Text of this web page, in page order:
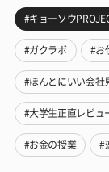
#キョーソウ
#ガクラボ #お
#ほんとにいい会社
#大学生正直レビュ
#お金の授業 #